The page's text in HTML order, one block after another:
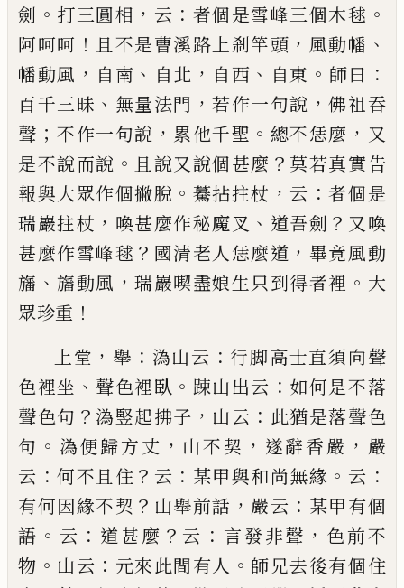
劍 。 打三圓相 ， 云 ： 者個是雪峰三個木毬 。
阿呵呵 ！ 且不是曹溪路上剎竿頭 ， 風動幡 、
幡動風 ， 自南 、 自北 ， 自西 、 自東 。 師曰 ：
百千三昧 、 無量法門 ，若作一句說 ，佛祖吞
聲 ； 不作一句說 ， 累他千聖 。 總不恁麼 ， 又
是不說而說 。 且說又說個甚麼 ？ 莫若真實告
報與大眾作個撇脫 。 驀拈拄杖 ， 云 ：者個是
瑞巖拄杖 ， 喚甚麼作秘魔叉 、 道吾劍 ？ 又喚
甚麼作雪峰毬 ？ 國清老人恁麼道 ， 畢竟風動
旛 、 旛動風 ，瑞巖喫盡娘生只到得者裡 。 大
眾珍重 ！
上堂 ， 舉 ： 溈山云 ：行脚高士直須向聲
色裡坐 、 聲色裡臥 。 踈山出云 ： 如何是不落
聲色句 ？ 溈竪起拂子 ， 山云 ： 此猶是落聲色
句 。 溈便歸方丈 ， 山不契 ， 遂辭香嚴 ， 嚴
云 ：何不且住 ？ 云 ： 某甲與和尚無緣 。 云 ：
有何因緣不契 ？ 山舉前話 ， 嚴云 ： 某甲有個
語 。 云 ： 道甚麼 ？ 云 ： 言發非聲 ， 色前不
物 。 山云 ： 元來此間有人 。 師兄去後有個住